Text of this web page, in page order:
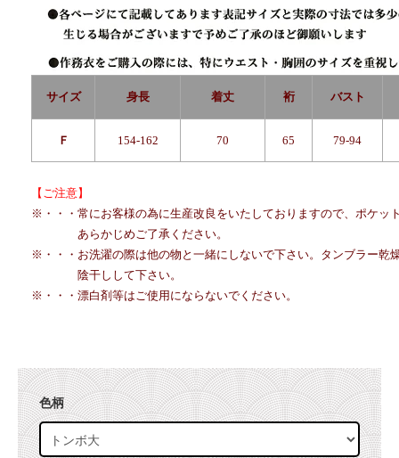
サイズ 身長 着丈 裄 バスト
Ｆ 154-162 70 65 79-94
【ご注意】
※・・・ 常にお客様の為に生産改良をいたしておりますので、ポケッ
あらかじめご了承ください。
※・・・お洗濯の際は他の物と一緒にしないで下さい。タンブラー乾
陰干しして下さい。
※・・・漂白剤等はご使用にならないでください。
色柄